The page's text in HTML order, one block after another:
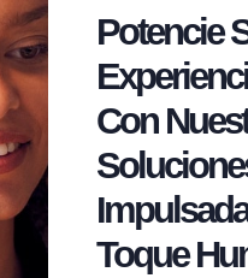
Potencie
Con
Toque